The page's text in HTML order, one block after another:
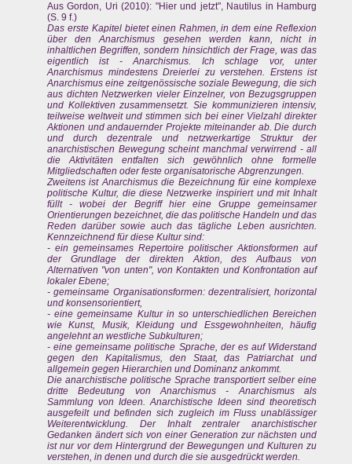
Aus Gordon, Uri (2010): "Hier und jetzt", Nautilus in Hamburg
(S. 9 f.)
Das erste Kapitel bietet einen Rahmen, in dem eine Reflexion
über den Anarchismus gesehen werden kann, nicht in
inhaltlichen Begriffen, sondern hinsichtlich der Frage, was das
eigentlich ist - Anarchismus. Ich schlage vor, unter
Anarchismus mindestens Dreierlei zu verstehen. Erstens ist
Anarchismus eine zeitgenössische soziale Bewegung, die sich
aus dichten Netzwerken vieler Einzelner, von Bezugsgruppen
und Kollektiven zusammensetzt. Sie kommunizieren intensiv,
teilweise weltweit und stimmen sich bei einer Vielzahl direkter
Aktionen und andauernder Projekte miteinander ab. Die durch
und durch dezentrale und netzwerkartige Struktur der
anarchistischen Bewegung scheint manchmal verwirrend - all
die Aktivitäten entfalten sich gewöhnlich ohne formelle
Mitgliedschaften oder feste organisatorische Abgrenzungen.
Zweitens ist Anarchismus die Bezeichnung für eine komplexe
politische Kultur, die diese Netzwerke inspiriert und mit Inhalt
füllt - wobei der Begriff hier eine Gruppe gemeinsamer
Orientierungen bezeichnet, die das politische Handeln und das
Reden darüber sowie auch das tägliche Leben ausrichten.
Kennzeichnend für diese Kultur sind:
- ein gemeinsames Repertoire politischer Aktionsformen auf
der Grundlage der direkten Aktion, des Aufbaus von
Alternativen "von unten", von Kontakten und Konfrontation auf
lokaler Ebene;
- gemeinsame Organisationsformen: dezentralisiert, horizontal
und konsensorientiert,
- eine gemeinsame Kultur in so unterschiedlichen Bereichen
wie Kunst, Musik, Kleidung und Essgewohnheiten, häufig
angelehnt an westliche Subkulturen;
- eine gemeinsame politische Sprache, der es auf Widerstand
gegen den Kapitalismus, den Staat, das Patriarchat und
allgemein gegen Hierarchien und Dominanz ankommt.
Die anarchistische politische Sprache transportiert selber eine
dritte Bedeutung von Anarchismus - Anarchismus als
Sammlung von Ideen. Anarchistische Ideen sind theoretisch
ausgefeilt und befinden sich zugleich im Fluss unablässiger
Weiterentwicklung. Der Inhalt zentraler anarchistischer
Gedanken ändert sich von einer Generation zur nächsten und
ist nur vor dem Hintergrund der Bewegungen und Kulturen zu
verstehen, in denen und durch die sie ausgedrückt werden.